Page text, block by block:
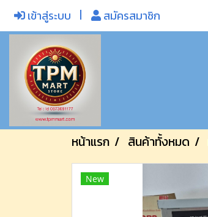
เข้าสู่ระบบ สมัครสมาชิก
หน้าแรก สินค้าทั้งหมด
New